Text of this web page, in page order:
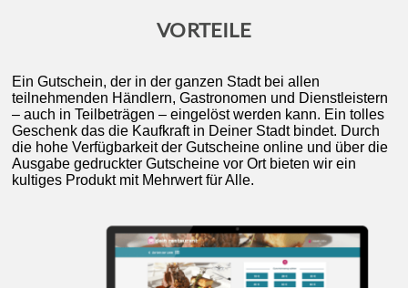
VORTEILE
Ein Gutschein, der in der ganzen Stadt bei allen
teilnehmenden Händlern, Gastronomen und Dienstleistern
– auch in Teilbeträgen – eingelöst werden kann. Ein tolles
Geschenk das die Kaufkraft in Deiner Stadt bindet. Durch
die hohe Verfügbarkeit der Gutscheine online und über die
Ausgabe gedruckter Gutscheine vor Ort bieten wir ein
kultiges Produkt mit Mehrwert für Alle.